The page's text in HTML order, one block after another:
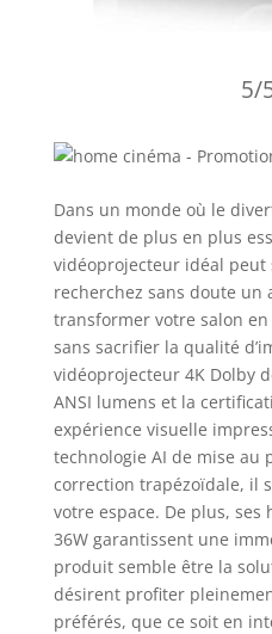
5/
Dans un monde où le
devient de plus en plus
vidéoprojecteur idéal peut
recherchez sans doute un
transformer votre salon
sans sacrifier la qualité
vidéoprojecteur 4K Dolby
ANSI lumens et la
expérience visuelle
technologie AI de mise au
correction trapézoïdale, il
votre espace. De plus,
36W garantissent une
produit semble être la
désirent profiter
préférés, que ce soit en